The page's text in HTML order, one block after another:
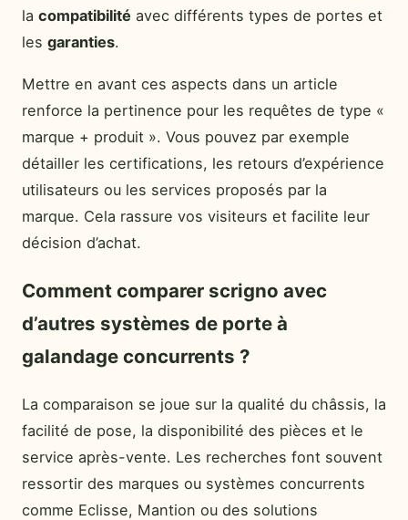
la compatibilité avec différents types de portes et
les garanties.
Mettre en avant ces aspects dans un article
renforce la pertinence pour les requêtes de type «
marque + produit ». Vous pouvez par exemple
détailler les certifications, les retours d’expérience
utilisateurs ou les services proposés par la
marque. Cela rassure vos visiteurs et facilite leur
décision d’achat.
Comment comparer scrigno avec
d’autres systèmes de porte à
galandage concurrents ?
La comparaison se joue sur la qualité du châssis, la
facilité de pose, la disponibilité des pièces et le
service après-vente. Les recherches font souvent
ressortir des marques ou systèmes concurrents
comme Eclisse, Mantion ou des solutions